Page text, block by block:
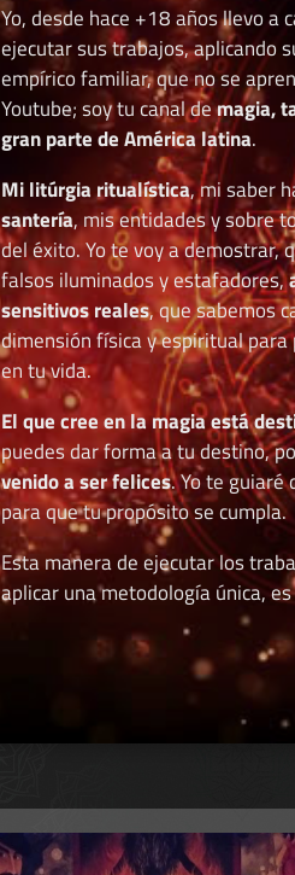
Yo, desde hace +18 años llevo a
ejecutar sus trabajos, aplicando
empírico familiar, que no se
Youtube; soy tu canal demagia,
gran parte de América latina.
Mi litúrgia ritualística, mi saber
santería, mis entidades y sobre
del éxito. Yo te voy a demostrar,
falsos iluminados y estafadores,
sensitivos reales, que sabemos
dimensión física y espiritual
en tu vida.
El que cree en la magia está
puedes dar forma a tu destino,
venido a ser felices. Yo te guiaré
para que tu propósito se cumpla.
Esta manera de ejecutar los
aplicar una metodología única,